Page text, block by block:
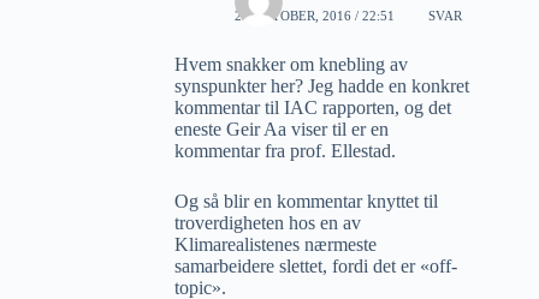
28 OKTOBER, 2016 / 22:51 SVAR
Hvem snakker om knebling av
synspunkter her? Jeg hadde en konkret
kommentar til IAC rapporten, og det
eneste Geir Aa viser til er en
kommentar fra prof. Ellestad.
Og så blir en kommentar knyttet til
troverdigheten hos en av
Klimarealistenes nærmeste
samarbeidere slettet, fordi det er «off-
topic».